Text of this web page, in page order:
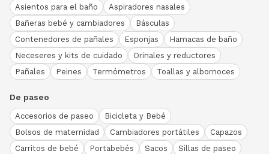
Asientos para el baño
Aspiradores nasales
Bañeras bebé y cambiadores
Básculas
Contenedores de pañales
Esponjas
Hamacas de baño
Neceseres y kits de cuidado
Orinales y reductores
Pañales
Peines Termómetros Toallas y albornoces
De paseo
Accesorios de paseo
Bicicleta y Bebé
Bolsos de maternidad
Cambiadores portátiles
Capazos
Carritos de bebé
Portabebés Sacos Sillas de paseo